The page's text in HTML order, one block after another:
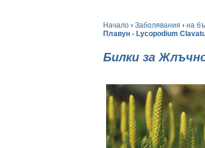
Начало › Заболявания › на
Плавун - Lycopodium
Билки за